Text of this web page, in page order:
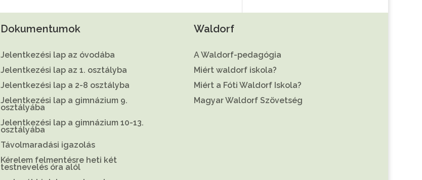
Dokumentumok
Jelentkezési lap az óvodába
Jelentkezési lap az 1. osztályba
Jelentkezési lap a 2-8 osztályba
Jelentkezési lap a gimnázium 9.
osztályába
Jelentkezési lap a gimnázium 10-13.
osztályába
Távolmaradási igazolás
Kérelem felmentésre heti két
testnevelés óra alól
Waldorf
A Waldorf-pedagógia
Miért waldorf iskola?
Miért a Fóti Waldorf Iskola?
Magyar Waldorf Szövetség